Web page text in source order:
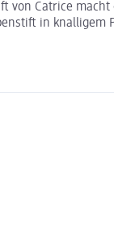
Catrice
in